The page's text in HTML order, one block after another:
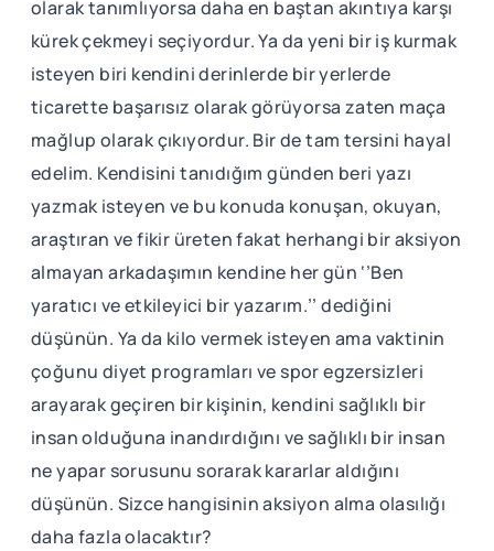
olarak tanımlıyorsa daha en baştan akıntıya karşı
kürek çekmeyi seçiyordur. Ya da yeni bir iş kurmak
isteyen biri kendini derinlerde bir yerlerde
ticarette başarısız olarak görüyorsa zaten maça
mağlup olarak çıkıyordur. Bir de tam tersini hayal
edelim. Kendisini tanıdığım günden beri yazı
yazmak isteyen ve bu konuda konuşan, okuyan,
araştıran ve fikir üreten fakat herhangi bir aksiyon
almayan arkadaşımın kendine her gün ‘’Ben
yaratıcı ve etkileyici bir yazarım.’’ dediğini
düşünün. Ya da kilo vermek isteyen ama vaktinin
çoğunu diyet programları ve spor egzersizleri
arayarak geçiren bir kişinin, kendini sağlıklı bir
insan olduğuna inandırdığını ve sağlıklı bir insan
ne yapar sorusunu sorarak kararlar aldığını
düşünün. Sizce hangisinin aksiyon alma olasılığı
daha fazla olacaktır?